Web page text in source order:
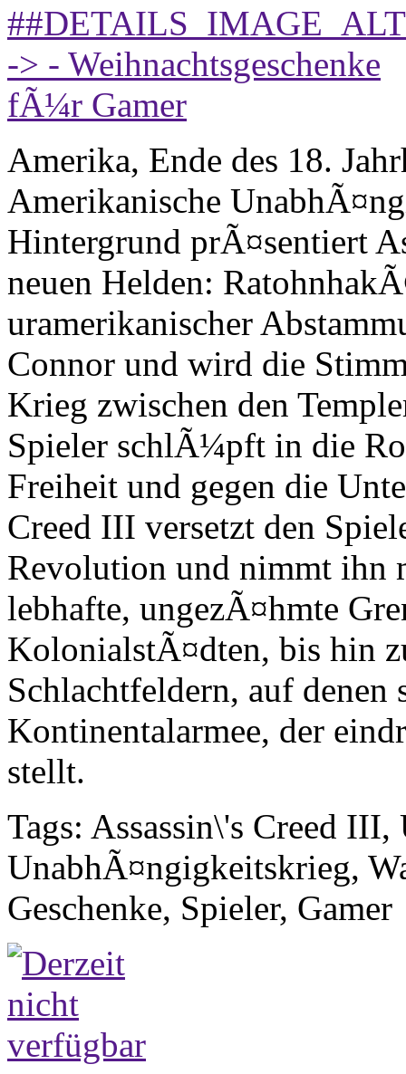
Amerika, Ende des 18.
Amerikanische
Hintergrund prÃ¤sentiert
neuen Helden:
uramerikanischer
Connor und wird die
Krieg zwischen den
Spieler schlÃ¼pft in die
Freiheit und gegen die
Creed III versetzt den
Revolution und nimmt ihn
lebhafte, ungezÃ¤hmte
KolonialstÃ¤dten, bis hin
Schlachtfeldern, auf denen
Kontinentalarmee, der
stellt.
Tags: Assassin\'s Creed
UnabhÃ¤ngigkeitskrieg,
Geschenke, Spieler, Gamer